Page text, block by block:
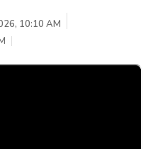
10:10 AM